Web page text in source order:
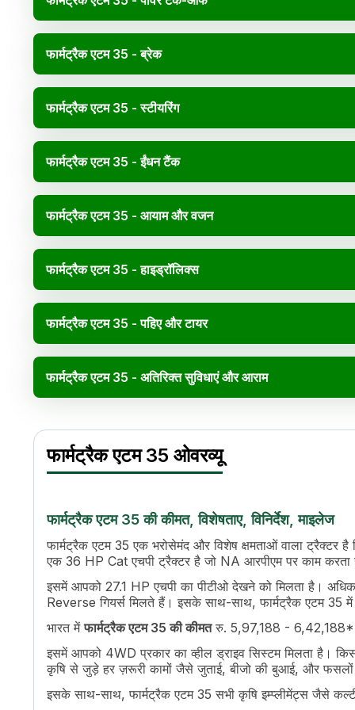
फार्मट्रैक एटम 35 - ब्रेक
फार्मट्रैक एटम 35 - स्टीयरिंग
फार्मट्रैक एटम 35 - ईंधन टैंक
फार्मट्रैक एटम 35 - आयाम और वजन
फार्मट्रैक एटम 35 - हाइड्रॉलिक्स
फार्मट्रैक एटम 35 - पहिए और टायर
फार्मट्रैक एटम 35 - अतिरिक्त सुविधाएं और आराम
इंजन मोड
na
एचपी
36 HP Cat
सिलेंडर
4
ट्रांसमिशन नाम
Constant Mesh Gearbox, Inboard
गियर की संख्या
9 Forward + 3 Reverse
अधिकतम फॉरवर्ड स्पीड27.4 Kmph
क्लच
Single Clutch
पीटीओ एचपी
27.1 HP
पीटीओ टाइप
Dual PTO
पीटीओ स्पीड
540 / 540E
Oil Immersed Brakes
स्टीयरिंग
Power Steering
फार्मट्रैक एटम 35 ओवरव्यू
फार्मट्रैक एटम 35 की कीमत, विशेषताए, विनिर्देश, माइलेज
फार्मट्रैक एटम 35 एक भरोसेमंद और विशेष क्षमताओं वाला ट्रैक्टर
एक 36 HP Cat एचपी ट्रैक्टर है जो NA आरपीएम पर काम करता
इसमें आपको 27.1 HP एचपी का पीटीओ देखने को मिलता है।
Reverse गियर्स मिलते हैं। इसके साथ-साथ, फार्मट्रैक एटम 35
भारत मेंफार्मट्रैक एटम 35 की कीमतरु. 5,97,188 - 6,42,188*
इसमें आपको 4WD प्रकार का व्हील ड्राइव सिस्टम मिलता है।
कृषि से जुड़े हर ज़रूरी कामों जैसे जुताई, बीजो की बुआई, और
इसके साथ-साथ, फार्मट्रैक एटम 35 सभी कृषि इम्प्लीमेंट्स जैसे